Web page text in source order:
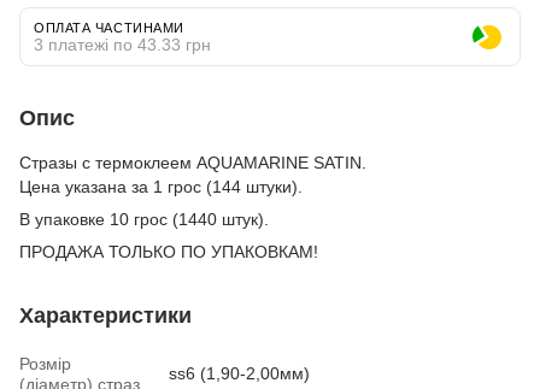
ОПЛАТА ЧАСТИНАМИ
3 платежі по 43.33 грн
Опис
Стразы с термоклеем AQUAMARINE SATIN.
Цена указана за 1 грос (144 штуки).
В упаковке 10 грос (1440 штук).
ПРОДАЖА ТОЛЬКО ПО УПАКОВКАМ!
Характеристики
Розмір
(діаметр) страз
ss6 (1,90-2,00мм)